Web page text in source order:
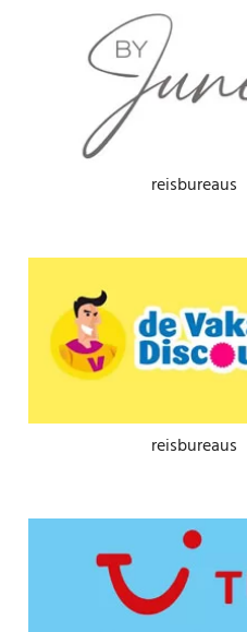
reisbureaus
reisbureaus